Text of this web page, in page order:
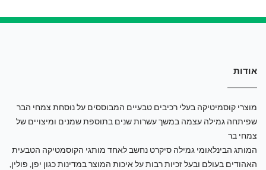
אודות
מוצרי קוסמיטיקה בעלי רכיבים טבעיים המבוססים על נוסחת צמחי הבר
שפיתחה גמילה עצמה במשך עשרות שנים בתוספת שמנים ומיצויים של
צמחי בר
המותג הבינלאומי גמילה סיקרט נחשב לאחד מותגי הקוסמטיקה הטבעית
האהודים בעולם ובעל זכיות רבות על איכות המוצר במדינות כגון יפן, פולין,